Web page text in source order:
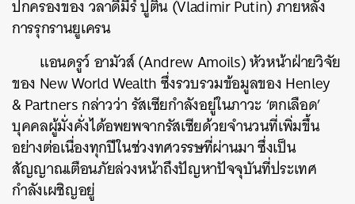
ปกครองของ วลาดีมีร์ ปูติน (Vladimir Putin) ภายหลัง
การรุกรานยูเครน
แอนดรูว์ อามัวส์ (Andrew Amoils) หัวหน้าฝ่ายวิจัย
ของ New World Wealth ซึ่งรวบรวมข้อมูลของ Henley
& Partners กล่าวว่า รัสเซียกำลังอยู่ในภาวะ ‘ตกเลือด’
บุคคลผู้มั่งคั่งได้อพยพจากรัสเซียด้วยจำนวนที่เพิ่มขึ้น
อย่างต่อเนื่องทุกปีในช่วงทศวรรษที่ผ่านมา ซึ่งเป็น
สัญญาณเตือนภัยล่วงหน้าถึงปัญหาปัจจุบันที่ประเทศ
กำลังเผชิญอยู่